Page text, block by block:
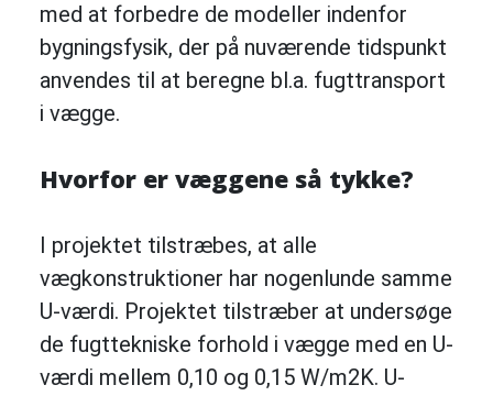
med at forbedre de modeller indenfor
bygningsfysik, der på nuværende tidspunkt
anvendes til at beregne bl.a. fugttransport
i vægge.
Hvorfor er væggene så tykke?
I projektet tilstræbes, at alle
vægkonstruktioner har nogenlunde samme
U-værdi. Projektet tilstræber at undersøge
de fugttekniske forhold i vægge med en U-
værdi mellem 0,10 og 0,15 W/m2K. U-